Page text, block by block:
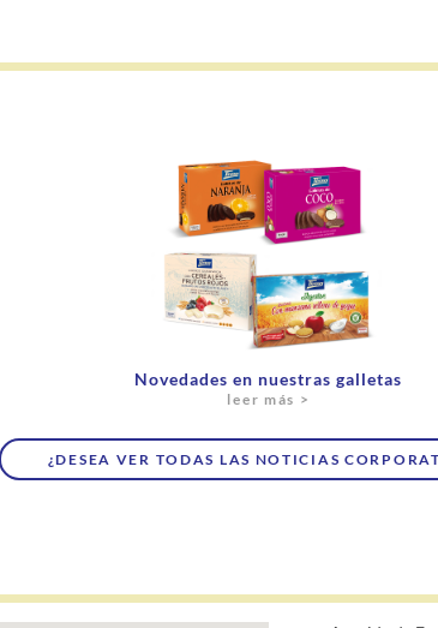
Novedades en nuestras galletas
leer más >
¿DESEA VER TODAS LAS NOTICIAS